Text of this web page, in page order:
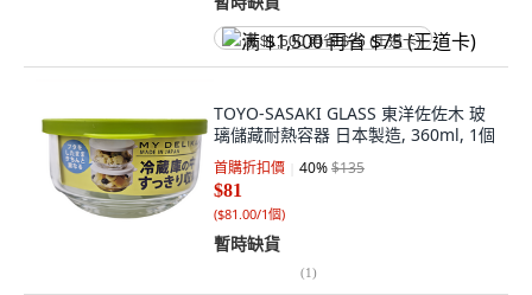
满 $1,500 再省 $75 (王道卡)
TOYO-SASAKI GLASS 東洋佐佐木 玻
璃儲藏耐熱容器 日本製造, 360ml, 1個
首購折扣價 40%$135
$81
($81.00/1個)
暫時缺貨
(1)